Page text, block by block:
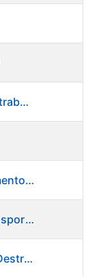
Delineante Proyectista - Centro de trabajo de Burgos
Técnico de estudios en el departamento de compras
OE 13/20 Conductor máquinas transportadoras elevadoras - Burgos
OE 11/20 Maquinista Inutilización, Destrucción y Empacado de Papel en Fábrica de Papel